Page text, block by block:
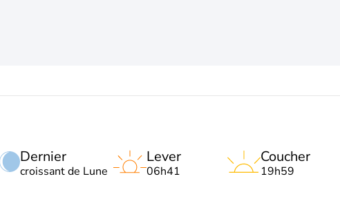
Dernier
croissant de Lune
Lever
06h41
Coucher
19h59